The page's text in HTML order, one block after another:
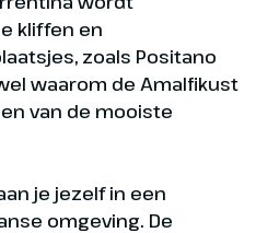
kliffen en
zoals Positano
waarom de Amalfikust
van de mooiste
je jezelf in een
omgeving. De